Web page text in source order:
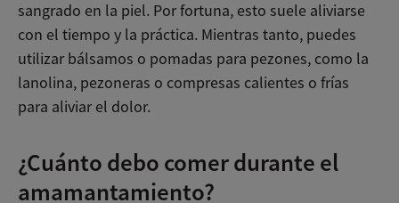
sangrado en la piel. Por fortuna, esto suele aliviarse
con el tiempo y la práctica. Mientras tanto, puedes
utilizar bálsamos o pomadas para pezones, como la
lanolina, pezoneras o compresas calientes o frías
para aliviar el dolor.
¿Cuánto debo comer durante el
amamantamiento?